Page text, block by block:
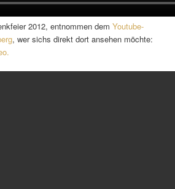
2012, entnommen demYoutube-
, wer sichs direkt dort ansehen möchte: